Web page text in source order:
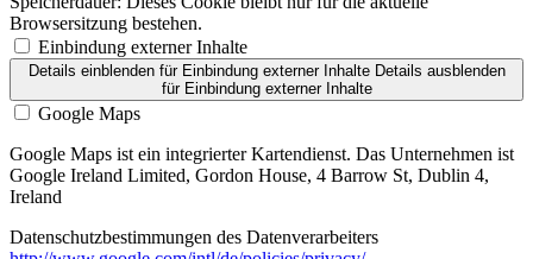
Browsersitzung bestehen.
Einbindung externer Inhalte
Details einblendenfür Einbindung externer Inhalte Details ausblenden
für Einbindung externer Inhalte
Google Maps
Google Maps ist ein integrierter Kartendienst. Das Unternehmen ist
Google Ireland Limited, Gordon House, 4 Barrow St, Dublin 4,
Ireland
Datenschutzbestimmungen des Datenverarbeiters